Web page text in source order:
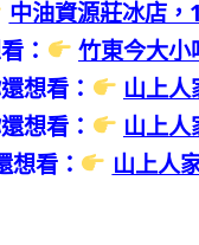
中油資源莊冰店
：
竹東今大小
想看：
山上
想看：
山上
想看：
山上人